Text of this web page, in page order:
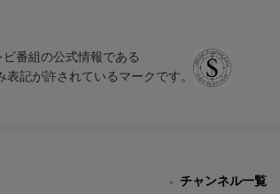
番組の公式情報である
表記が許されているマークです。
チャンネル一覧